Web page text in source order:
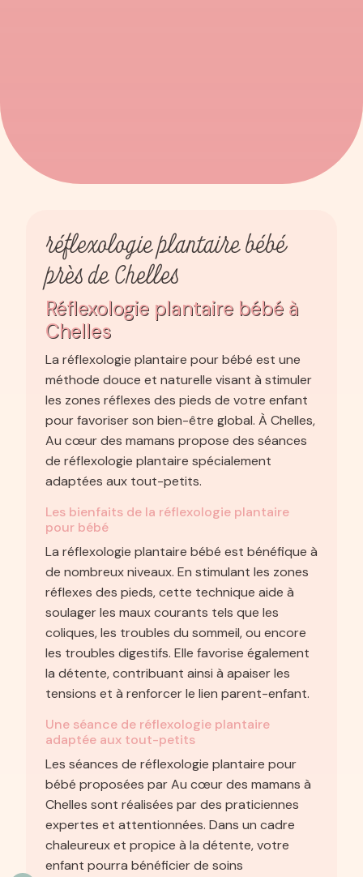
réflexologie plantaire bébé
près de Chelles
Réflexologie plantaire bébé à
Chelles
La réflexologie plantaire pour bébé est une
méthode douce et naturelle visant à stimuler
les zones réflexes des pieds de votre enfant
pour favoriser son bien-être global. À Chelles,
Au cœur des mamans propose des séances
de réflexologie plantaire spécialement
adaptées aux tout-petits.
Les bienfaits de la réflexologie plantaire
pour bébé
La réflexologie plantaire bébé est bénéfique à
de nombreux niveaux. En stimulant les zones
réflexes des pieds, cette technique aide à
soulager les maux courants tels que les
coliques, les troubles du sommeil, ou encore
les troubles digestifs. Elle favorise également
la détente, contribuant ainsi à apaiser les
tensions et à renforcer le lien parent-enfant.
Une séance de réflexologie plantaire
adaptée aux tout-petits
Les séances de réflexologie plantaire pour
bébé proposées par Au cœur des mamans à
Chelles sont réalisées par des praticiennes
expertes et attentionnées. Dans un cadre
chaleureux et propice à la détente, votre
enfant pourra bénéficier de soins